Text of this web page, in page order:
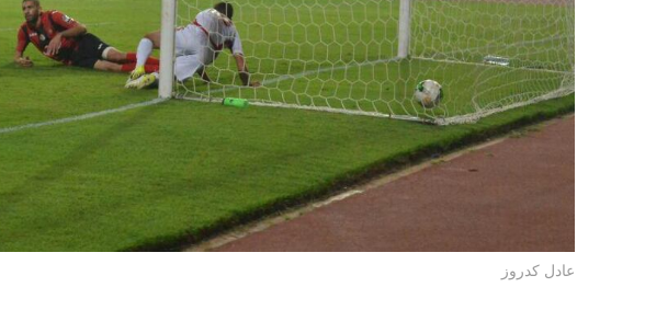
عادل كدروز